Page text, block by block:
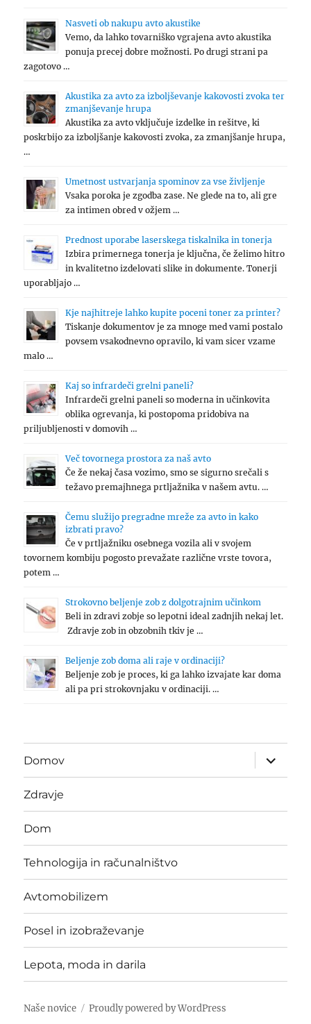
Nasveti ob nakupu avto akustike
Vemo, da lahko tovarniško vgrajena avto akustika
ponuja precej dobre možnosti. Po drugi strani pa
zagotovo …
Akustika za avto za izboljševanje kakovosti zvoka ter
zmanjševanje hrupa
Akustika za avto vključuje izdelke in rešitve, ki
poskrbijo za izboljšanje kakovosti zvoka, za zmanjšanje hrupa,
…
Umetnost ustvarjanja spominov za vse življenje
Vsaka poroka je zgodba zase. Ne glede na to, ali gre
za intimen obred v ožjem …
Prednost uporabe laserskega tiskalnika in tonerja
Izbira primernega tonerja je ključna, če želimo hitro
in kvalitetno izdelovati slike in dokumente. Tonerji
uporabljajo …
Kje najhitreje lahko kupite poceni toner za printer?
Tiskanje dokumentov je za mnoge med vami postalo
povsem vsakodnevno opravilo, ki vam sicer vzame
malo …
Kaj so infrardeči grelni paneli?
Infrardeči grelni paneli so moderna in učinkovita
oblika ogrevanja, ki postopoma pridobiva na
priljubljenosti v domovih …
Več tovornega prostora za naš avto
Če že nekaj časa vozimo, smo se sigurno srečali s
težavo premajhnega prtljažnika v našem avtu. …
Čemu služijo pregradne mreže za avto in kako
izbrati pravo?
Če v prtljažniku osebnega vozila ali v svojem
tovornem kombiju pogosto prevažate različne vrste tovora,
potem …
Strokovno beljenje zob z dolgotrajnim učinkom
Beli in zdravi zobje so lepotni ideal zadnjih nekaj let.
Zdravje zob in obzobnih tkiv je …
Beljenje zob doma ali raje v ordinaciji?
Beljenje zob je proces, ki ga lahko izvajate kar doma
ali pa pri strokovnjaku v ordinaciji. …
Domov
expand
child
menu
Zdravje
Dom
Tehnologija in računalništvo
Avtomobilizem
Posel in izobraževanje
Lepota, moda in darila
Naše novice Proudly powered by WordPress